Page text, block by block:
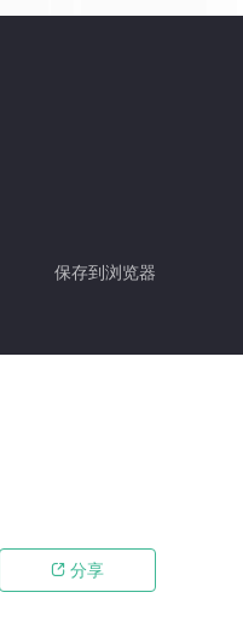
保存到浏览器
 分享